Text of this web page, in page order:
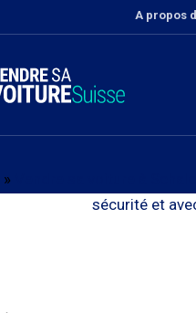
A propos
»
sécurité et